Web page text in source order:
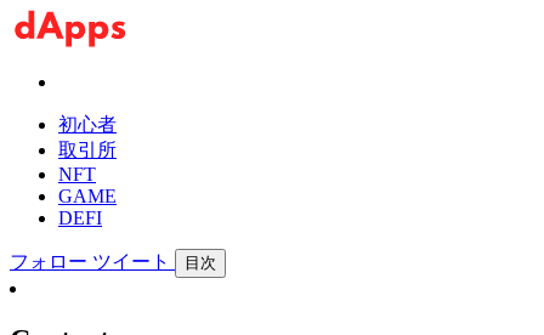
初心者
取引所
NFT
GAME
DEFI
フォロー ツイート 目次